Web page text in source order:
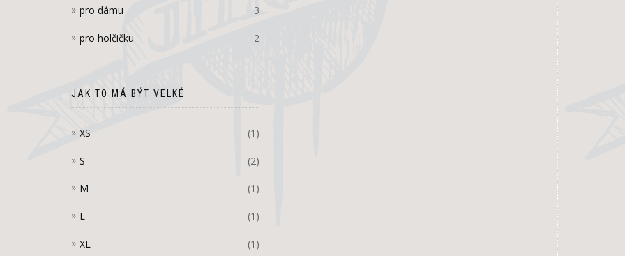
pro dámu 3
pro holčičku 2
JAK TO MÁ BÝT VELKÉ
XS (1)
S (2)
M (1)
L (1)
XL (1)